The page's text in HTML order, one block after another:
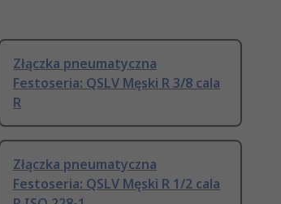
Złączka pneumatyczna
Festoseria: QSLV Męski R 3/8 cala
R
Złączka pneumatyczna
Festoseria: QSLV Męski R 1/2 cala